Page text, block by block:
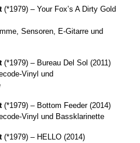
(*1979) – Your Fox’s A Dirty Gold
Sensoren, E-Gitarre und
(*1979) – Bureau Del Sol (2011)
Vinyl und
(*1979) – Bottom Feeder (2014)
Vinyl und Bassklarinette
(*1979) – HELLO (2014)